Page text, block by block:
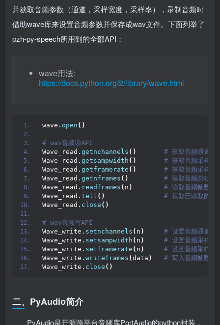
并获取音频参数（通道，采样宽度，采样率），录制音频时
借助wave库来设置音频参数并保存成wav文件。下面列举了
pzh-py-speech所用到的全部API：
wave用法:
https://docs.python.org/2/library/wave.html
wave. open ()
# wav音频读API
Wave_read. getnchannels ()
# 获取音频通道数
Wave_read. getsampwidth ()
# 获取音频采样宽
Wave_read. getframerate ()
# 获取音频采样率
Wave_read. getnframes ()
# 获取音频总帧数
Wave_read. readframes ( n )
# 读取音频帧数据
Wave_read. tell ()
# 获取已读取的音
Wave_read. close ()
# wav音频写API
Wave_write. setnchannels ( n )
# 设置音频通道数
Wave_write. setsampwidth ( n )
# 设置音频采样宽
Wave_write. setframerate ( n )
# 设置音频采样率
Wave_write. writeframes (data )
# 写入音频帧数据
Wave_write. close ()
二、PyAudio简介
PyAudio是开源跨平台音频库PortAudio的python封装，